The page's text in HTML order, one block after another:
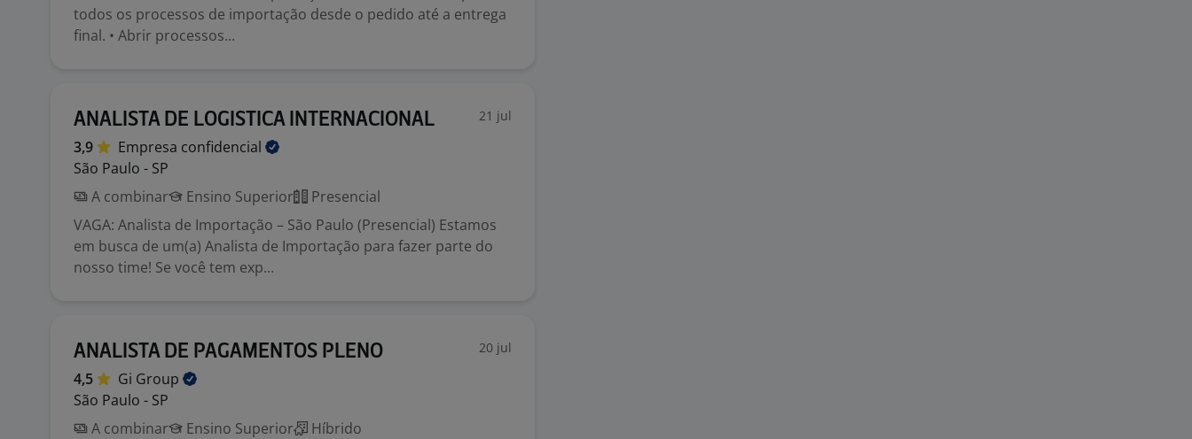
todos os processos de importação desde o pedido até a entrega
final. • Abrir processos...
ANALISTA DE LOGISTICA INTERNACIONAL 21 jul
3,9 Empresa confidencial
São Paulo - SP
A combinar
Ensino Superior
Presencial
VAGA: Analista de Importação – São Paulo (Presencial) Estamos
em busca de um(a) Analista de Importação para fazer parte do
nosso time! Se você tem exp...
ANALISTA DE PAGAMENTOS PLENO 20 jul
4,5 Gi Group
São Paulo - SP
A combinar
Ensino Superior
Híbrido